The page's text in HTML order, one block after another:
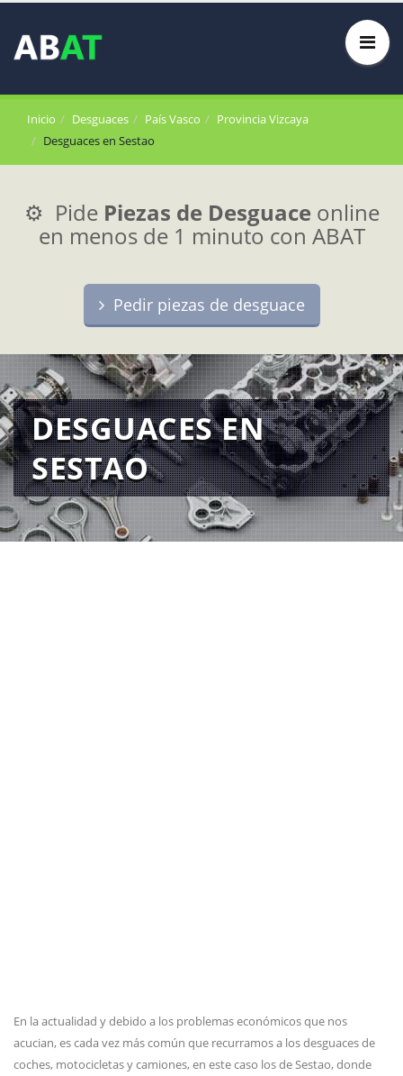
Inicio Desguaces País Vasco
Provincia Vizcaya
Desguaces en Sestao
⚙️ Pide Piezas de Desguace online
en menos de 1 minuto con ABAT
Pedir piezas de desguace
DESGUACES EN
SESTAO
En la actualidad y debido a los problemas económicos que nos
acucian, es cada vez más común que recurramos a los desguaces de
coches, motocicletas y camiones, en este caso los de Sestao, donde